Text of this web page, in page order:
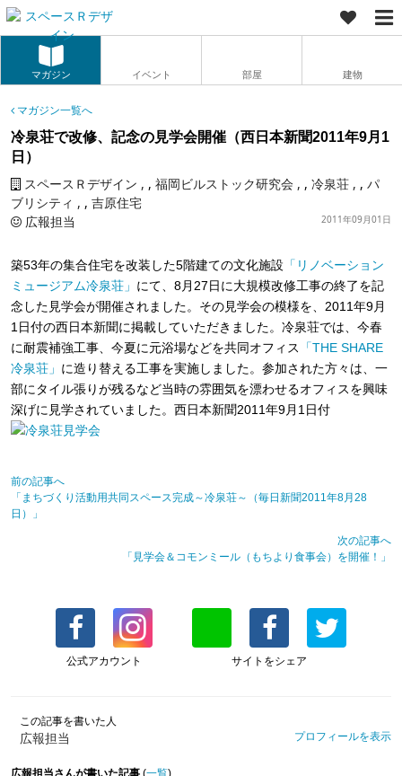
マガジン イベント 部屋 建物
マガジン一覧へ
冷泉荘で改修、記念の見学会開催（西日本新聞2011年9月1
日）
スペースＲデザイン , 福岡ビルストック研究会 , 冷泉荘 , パ
ブリシティ
, 吉原住宅
広報担当
2011年09月01日
築53年の集合住宅を改装した5階建ての文化施設 「リノベーション
ミュージアム冷泉荘」 にて、8月27日に大規模改修工事の終了を記
念した見学会が開催されました。その見学会の模様を、2011年9月
1日付の西日本新聞に掲載していただきました。冷泉荘では、今春
に耐震補強工事、今夏に元浴場などを共同オフィス
「THE SHARE
冷泉荘」 に造り替える工事を実施しました。参加された方々は、一
部にタイル張りが残るなど当時の雰囲気を漂わせるオフィスを興味
深げに見学されていました。西日本新聞2011年9月1日付
前の記事へ
「まちづくり活動用共同スペース完成～冷泉荘～（毎日新聞2011年8月28
日）」
次の記事へ
「見学会＆コモンミール（もちより食事会）を開催！」
公式アカウント サイトをシェア
この記事を書いた人
広報担当 プロフィールを表示